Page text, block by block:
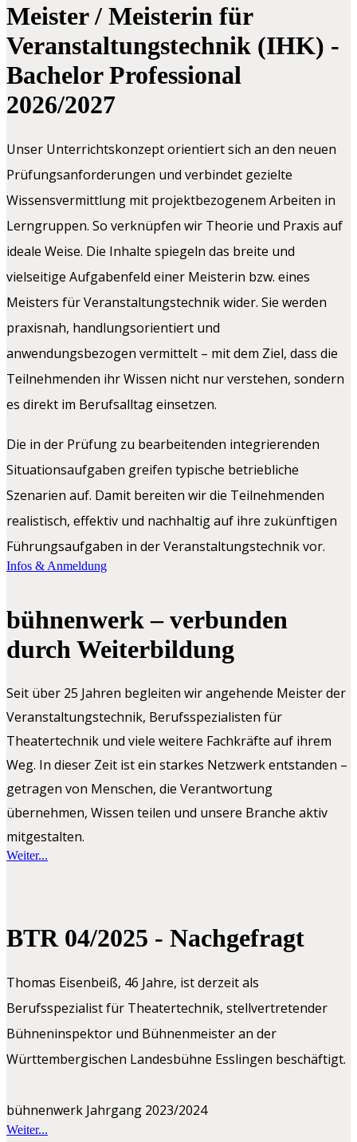
Meister / Meisterin für
Veranstaltungstechnik (IHK) -
Bachelor Professional
2026/2027
Unser Unterrichtskonzept orientiert sich an den neuen
Prüfungsanforderungen und verbindet gezielte
Wissensvermittlung mit projektbezogenem Arbeiten in
Lerngruppen. So verknüpfen wir Theorie und Praxis auf
ideale Weise. Die Inhalte spiegeln das breite und
vielseitige Aufgabenfeld einer Meisterin bzw. eines
Meisters für Veranstaltungstechnik wider. Sie werden
praxisnah, handlungsorientiert und
anwendungsbezogen vermittelt – mit dem Ziel, dass die
Teilnehmenden ihr Wissen nicht nur verstehen, sondern
es direkt im Berufsalltag einsetzen.
Die in der Prüfung zu bearbeitenden integrierenden
Situationsaufgaben greifen typische betriebliche
Szenarien auf. Damit bereiten wir die Teilnehmenden
realistisch, effektiv und nachhaltig auf ihre zukünftigen
Führungsaufgaben in der Veranstaltungstechnik vor.
Infos & Anmeldung
bühnenwerk – verbunden
durch Weiterbildung
Seit über 25 Jahren begleiten wir angehende Meister der
Veranstaltungstechnik, Berufsspezialisten für
Theatertechnik und viele weitere Fachkräfte auf ihrem
Weg. In dieser Zeit ist ein starkes Netzwerk entstanden –
getragen von Menschen, die Verantwortung
übernehmen, Wissen teilen und unsere Branche aktiv
mitgestalten.
Weiter...
BTR 04/2025 - Nachgefragt
Thomas Eisenbeiß, 46 Jahre, ist derzeit als
Berufsspezialist für Theatertechnik, stellvertretender
Bühneninspektor und Bühnenmeister an der
Württembergischen Landesbühne Esslingen beschäftigt.
bühnenwerk Jahrgang 2023/2024
Weiter...